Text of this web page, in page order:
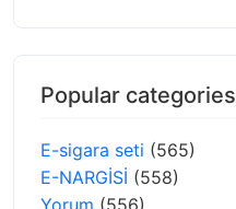
Popular categories
E-sigara seti (565)
E-NARGİSİ (558)
Yorum (556)